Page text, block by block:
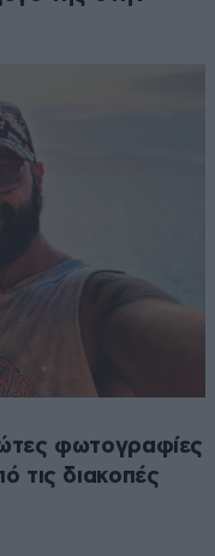
φωτογραφίες
τις διακοπές